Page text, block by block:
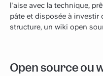
l'aise avec la technique,
pâte et disposée à investir
structure, un wiki open
Open source ou